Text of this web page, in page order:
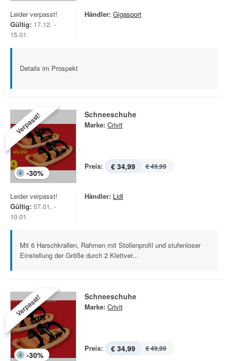
Leider verpasst!
Gültig: 17.12. -
15.01.
Händler: Gigasport
Details im Prospekt
Verpasst!
-30%
Schneeschuhe
Marke: Crivit
Preis: € 34,99 € 49,99
Leider verpasst!
Gültig: 07.01. -
10.01.
Händler: Lidl
Mit 6 Harschkrallen, Rahmen mit Stollenprofil und stufenloser
Einstellung der Größe durch 2 Klettver...
Verpasst!
-30%
Schneeschuhe
Marke: Crivit
Preis: € 34,99 € 49,99